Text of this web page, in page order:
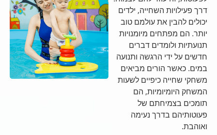
דרך פעילויות השחייה, ילדים
יכולים להבין את עולמם טוב
יותר. הם מפתחים מיומנויות
תנועתיות ולומדים דברים
חדשים על ידי הרגשה ותנועה
במים. כאשר הורים מביאים
משחקי שחייה כיפיים לשעות
המשחק היומיומיות, הם
תומכים בצמיחתם של
פעוטותיהם בדרך נעימה
ואוהבת.